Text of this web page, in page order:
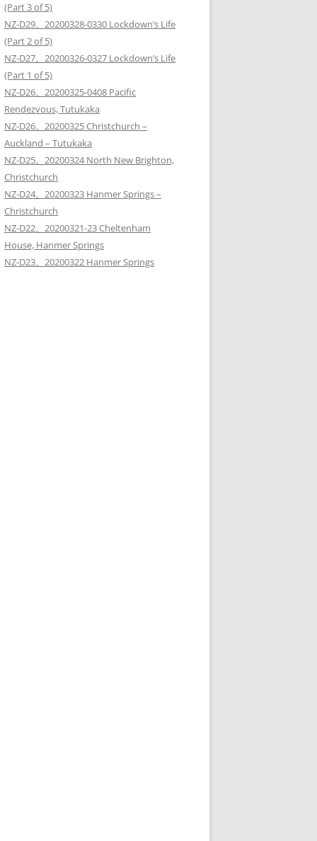
(Part 3 of 5)
NZ-D29。20200328-0330 Lockdown’s Life
(Part 2 of 5)
NZ-D27。20200326-0327 Lockdown’s Life
(Part 1 of 5)
NZ-D26。20200325-0408 Pacific
Rendezvous, Tutukaka
NZ-D26。20200325 Christchurch –
Auckland – Tutukaka
NZ-D25。20200324 North New Brighton,
Christchurch
NZ-D24。20200323 Hanmer Springs –
Christchurch
NZ-D22。20200321-23 Cheltenham
House, Hanmer Springs
NZ-D23。20200322 Hanmer Springs